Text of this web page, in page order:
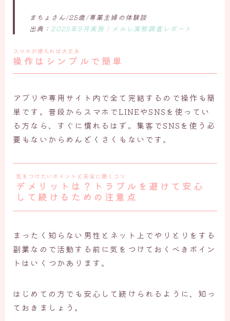
まちょさん/25歳/専業主婦の体験談
出典： 2025年9月実施！メルレ実態調査レポート
スマホが使えれば大丈夫
操作はシンプルで簡単
アプリや専用サイト内で全て完結するので操作も簡
単です。普段からスマホでLINEやSNSを使ってい
る方なら、すぐに慣れるはず。集客でSNSを使う必
要もないからめんどくさくもないです。
気をつけたいポイントと安全に働くコツ
デメリットは？トラブルを避けて安心
して続けるための注意点
まったく知らない男性とネット上でやりとりをする
副業なので活動する前に気をつけておくべきポイン
トはいくつかあります。
はじめての方でも安心して続けられるように、知っ
ておきましょう。